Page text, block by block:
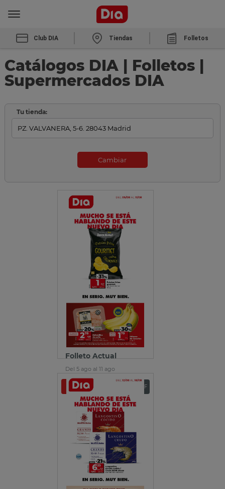
Club DIA Tiendas Folletos
Catálogos DIA | Folletos |
Supermercados DIA
Tu tienda:
Cambiar
Folleto Actual
Del 5 ago al 11 ago
Ver folleto Descargar PDF